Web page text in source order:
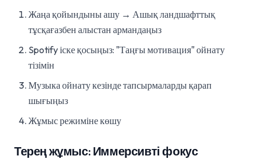
Жаңа қойындыны ашу → Ашық ландшафттық
тұсқағазбен алыстан армандаңыз
Spotify іске қосыңыз: "Таңғы мотивация" ойнату
тізімін
Музыка ойнату кезінде тапсырмаларды қарап
шығыңыз
Жұмыс режиміне көшу
Терең жұмыс: Иммерсивті фокус